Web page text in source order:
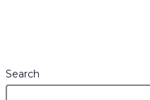
Search